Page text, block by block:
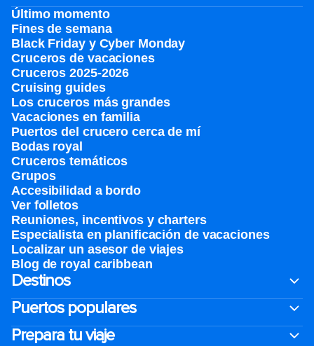
Último momento
Fines de semana
Black Friday y Cyber Monday
Cruceros de vacaciones
Cruceros 2025-2026
Cruising guides
Los cruceros más grandes
Vacaciones en familia
Puertos del crucero cerca de mí
Bodas royal
Cruceros temáticos
Grupos
Accesibilidad a bordo
Ver folletos
Reuniones, incentivos y charters​
Especialista en planificación de vacaciones
Localizar un asesor de viajes
Blog de royal caribbean
Destinos
Puertos populares
Prepara tu viaje